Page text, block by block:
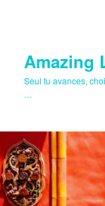
Amazing
Seul tu avances,
…